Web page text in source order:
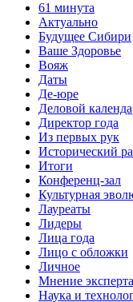
61 минута
Актуально
Будущее Сибири
Ваше Здоровье
Вояж
Даты
Де-юре
Деловой
Директор года
Из первых рук
Исторический
Итоги
Конференц-зал
Культурная
Лауреаты
Лидеры
Лица года
Лицо с обложки
Личное
Мнение эксперта
Наука и